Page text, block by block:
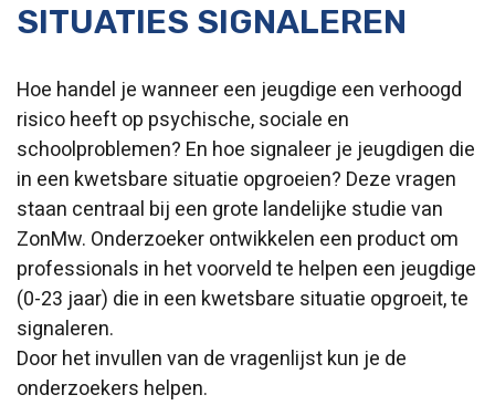
SITUATIES SIGNALEREN
Hoe handel je wanneer een jeugdige een verhoogd
risico heeft op psychische, sociale en
schoolproblemen? En hoe signaleer je jeugdigen die
in een kwetsbare situatie opgroeien? Deze vragen
staan centraal bij een grote landelijke studie van
ZonMw. Onderzoeker ontwikkelen een product om
professionals in het voorveld te helpen een jeugdige
(0-23 jaar) die in een kwetsbare situatie opgroeit, te
signaleren.
Door het invullen van de vragenlijst kun je de
onderzoekers helpen.